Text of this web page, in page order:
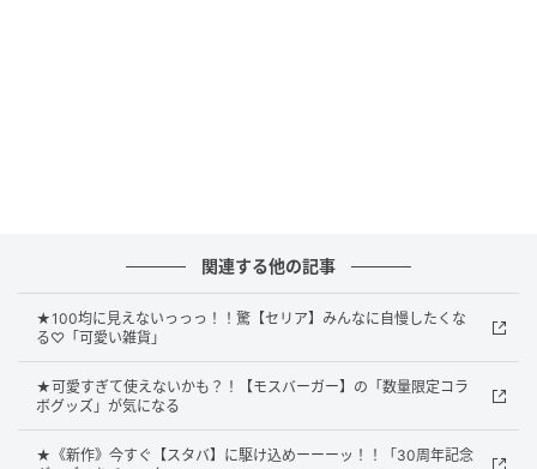
特に注目したいのは、もちろんその“食感”です。ベース
のドーナツ生地に、ミスタードーナツオリジナルの液
をつけてフライすることで表面にごつごつとした質感
を生み出し、外側の「サクサク」感につなげているそ
う。試作段階では、油っぽくなったり、中が崩れたり
することもあったのだとか。理想のバランスにたどり
関連する他の記事
★100均に見えないっっっ！！驚【セリア】みんなに自慢したくな
る♡「可愛い雑貨」
★可愛すぎて使えないかも？！【モスバーガー】の「数量限定コラ
ボグッズ」が気になる
★《新作》今すぐ【スタバ】に駆け込めーーーッ！！「30周年記念